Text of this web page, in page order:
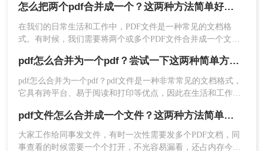
以上就是转转大师今天要给大家分享怎么将四个pdf
方法，帮助您将两个PDF合并成一个。
怎么把两个pdf合并成一个？这两种方法简单好用！
在我们的日常生活和工作中，PDF文件是一种常见的文档格
式。有时候，我们需要将两个或多个PDF文件合并成一个文
储空间的使用。下面将介绍几种常用的怎么把两个pdf合并成一
个方法。
pdf怎么合并为一个pdf？尝试一下这两种简单方法！
pdf怎么合并为一个pdf？pdf文件是一种非常常见的文档格式，
它具有跨平台、易于阅读和打印等优点，因此在生活和工作中
时，我们可以采用以下二种方法。
pdf文件怎么合并成一个文件？这两种方法简单好用！
大家工作给同事发文件，有时一次性需要发多个PDF文档，同
事查看的时候需要一个个打开，不光容易漏看，还占内存今天